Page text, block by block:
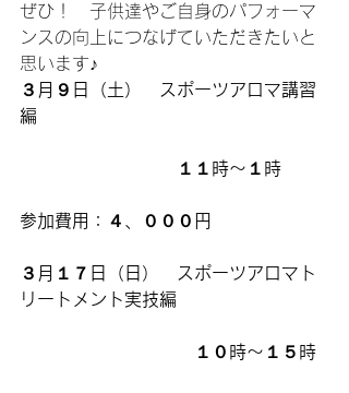
ぜひ！　子供達やご自身のパフォーマ
ンスの向上につなげていただきたいと
思います♪
３月９日（土）　スポーツアロマ講習
編
１１時～１時
参加費用：４、０００円
３月１７日（日）　スポーツアロマト
リートメント実技編
１０時～１５時